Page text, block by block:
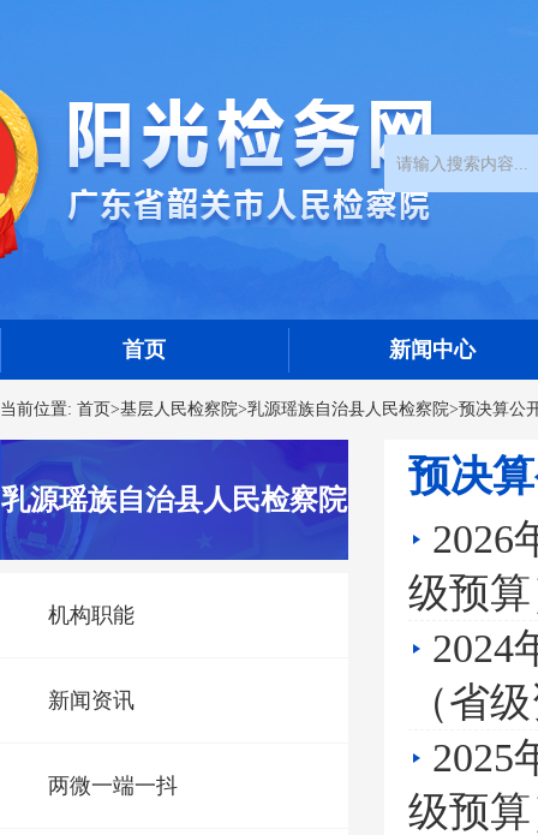
首页 新闻中心
当前位置: 首页>基层人民检察院>乳源瑶族自治县人民检察院>预决算公
乳源瑶族自治县人民检察院
机构职能
新闻资讯
两微一端一抖
预决
2026
级预
2024
（省
2025
级预